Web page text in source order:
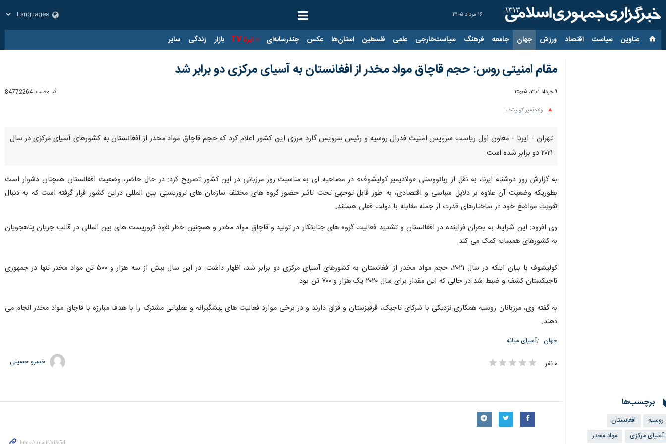
۱۶ مرداد ۱۴۰۵
عناوین‌ سیاست اقتصاد ورزش جهان جامعه فرهنگ سیاست‌خارجی علمی فلسطین استان‌ها عکس چندرسانه‌ای ایرنا TV بازار زندگی سایر
مقام امنیتی روس: حجم قاچاق مواد مخدر از افغانستان به آسیای مرکزی دو برابر شد
۹ خرداد ۱۴۰۱، ۱۵:۰۵ کد مطلب: 84772264
ولادیمیر کولیشف
تهران - ایرنا - معاون اول ریاست سرویس امنیت فدرال روسیه و رئیس سرویس گارد مرزی این کشور اعلام کرد که حجم قاچاق مواد مخدر از افغانستان به کشورهای آسیای مرکزی در سال
۲۰۲۱ دو برابر شده است.
به گزارش روز دوشنبه ایرنا، به نقل از ریانووستی «ولادیمیر کولیشوف» در مصاحبه ای به مناسبت روز مرزبانی در این کشور تصریح کرد: در حال حاضر، وضعیت افغانستان همچنان دشوار است
بطوریکه وضعیت آن علاوه بر دلایل سیاسی و اقتصادی، به طور قابل توجهی تحت تاثیر حضور گروه های مختلف سازمان های تروریستی بین المللی دراین کشور قرار گرفته است که به دنبال
تقویت مواضع خود در ساختارهای قدرت از جمله مقابله با دولت فعلی هستند.
وی افزود: این شرایط به بحران فزاینده در افغانستان و تشدید فعالیت گروه های جنایتکار در تولید و قاچاق مواد مخدر و همچنین خطر نفوذ تروریست های بین المللی در قالب جریان پناهجویان
به کشورهای همسایه کمک می کند.
کولیشوف با بیان اینکه در سال ۲۰۲۱، حجم مواد مخدر از افغانستان به کشورهای آسیای مرکزی دو برابر شد، اظهار داشت: در این سال بیش از سه هزار و ۵۰۰ تن مواد مخدر تنها در جمهوری
تاجیکستان کشف و ضبط شد در حالی که این مقدار برای سال ۲۰۲۰ یک هزار و ۷۰۰ تن بود.
به گفته وی، مرزبانان روسیه همکاری نزدیکی با شرکای تاجیک، قرقیزستان و قزاق دارند و در برخی موارد فعالیت های پیشگیرانه و عملیاتی مشترک را با هدف مبارزه با قاچاق مواد مخدر انجام می
دهند.
جهان آسیای میانه
۰ نفر خسرو حسینی
برچسب‌ها
روسیه
افغانستان
آسیای مرکزی
مواد مخدر